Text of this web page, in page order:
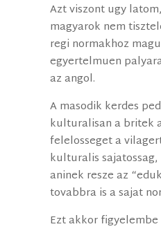
Azt viszont ugy
magyarok nem
regi normakhoz
egyertelmuen
az angol.
A masodik kerdes
kulturalisan a britek
felelosseget a
kulturalis
aninek resze az
tovabbra is a sajat
Ezt akkor